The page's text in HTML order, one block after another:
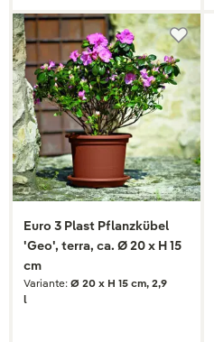
Euro 3 Plast Pflanzkübel
'Geo', terra, ca. Ø 20 x H 15
cm
Variante: Ø 20 x H 15 cm, 2,9
l